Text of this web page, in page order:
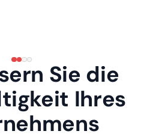
Sie die
Ihres